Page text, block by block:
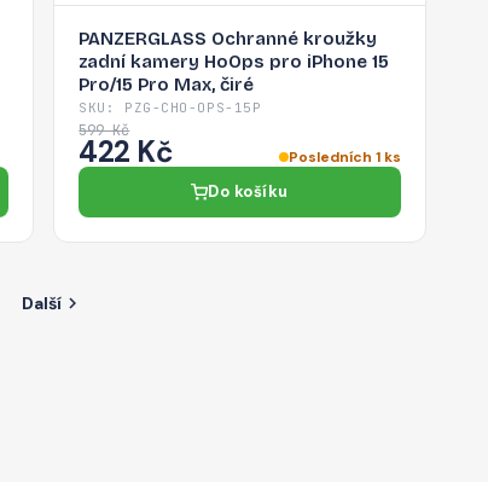
PANZERGLASS Ochranné kroužky
zadní kamery HoOps pro iPhone 15
Pro/15 Pro Max, čiré
SKU: PZG-CHO-OPS-15P
599 Kč
422 Kč Posledních 1 ks
Do košíku
Další